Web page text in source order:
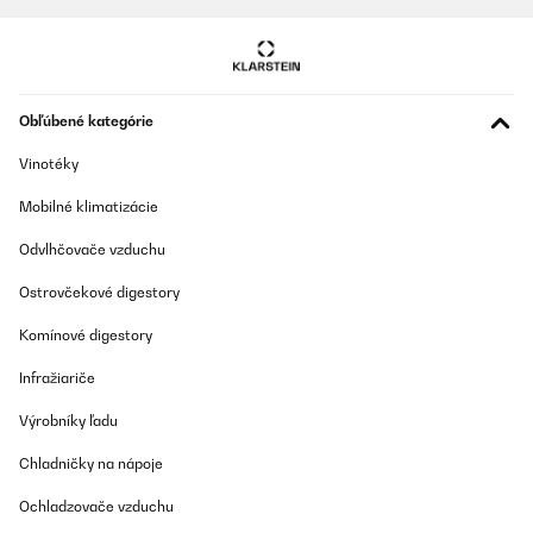
OVERENÁ KONTROLA
Amazon-Benutzer
Liter
Amazon-Benutzer
Obľúbené kategórie
Vinotéky
Mobilné klimatizácie
Odvlhčovače vzduchu
Ostrovčekové digestory
Komínové digestory
Infražiariče
Výrobníky ľadu
Chladničky na nápoje
Ochladzovače vzduchu